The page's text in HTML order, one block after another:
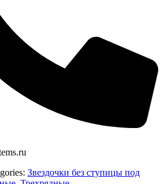
Звездочки без ступицы под